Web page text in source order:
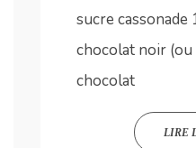
sucre cassonade
chocolat noir
chocolat
LIRE